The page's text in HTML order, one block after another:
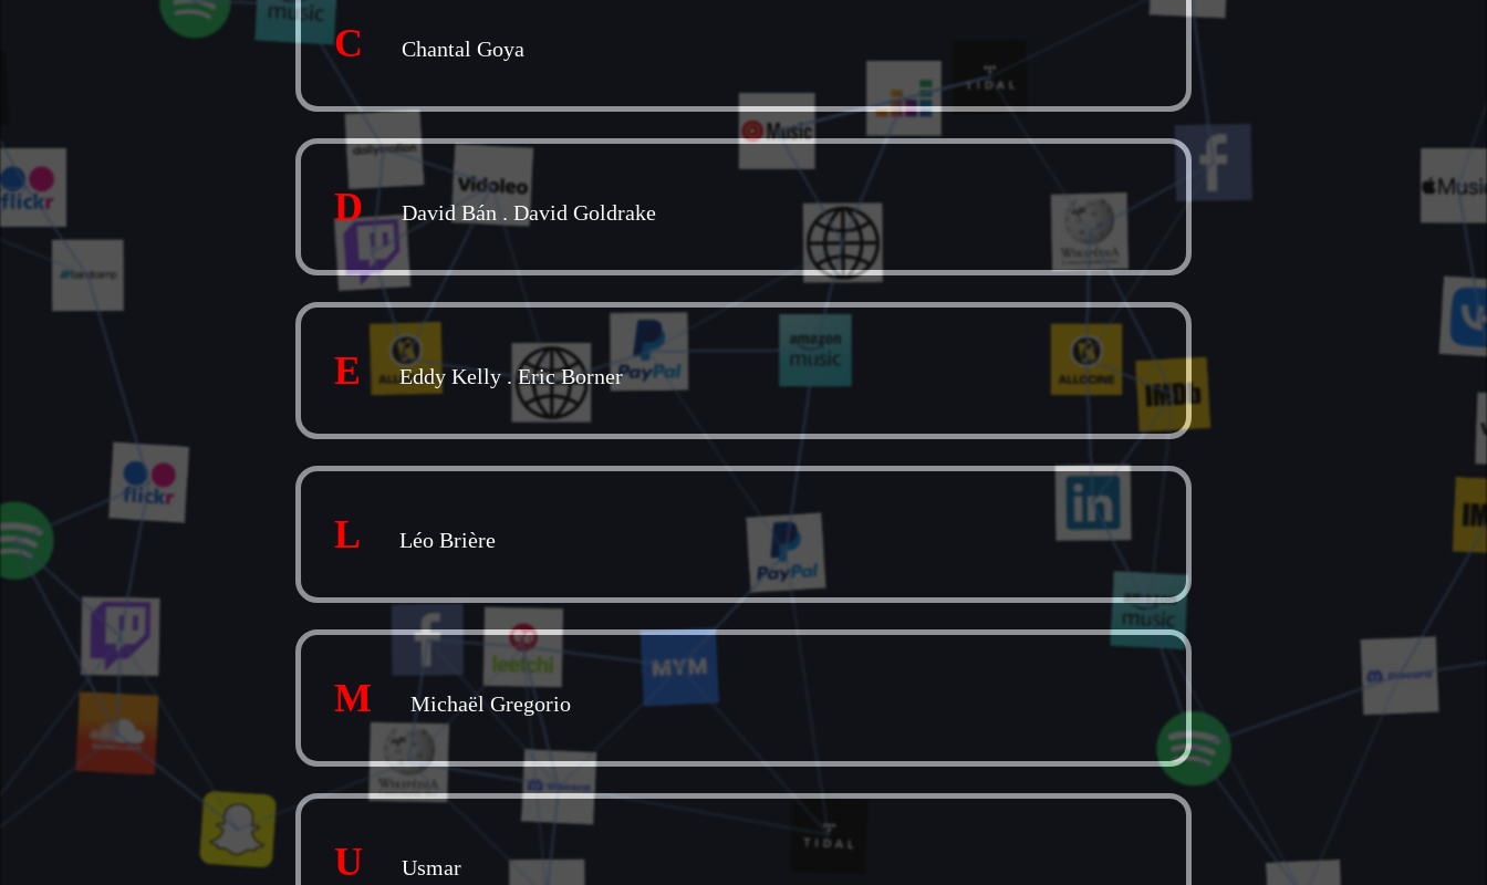
C Chantal Goya
D David Bán . David Goldrake
E Eddy Kelly.Eric Borner
L Léo Brière
M Michaël Gregorio
U Usmar